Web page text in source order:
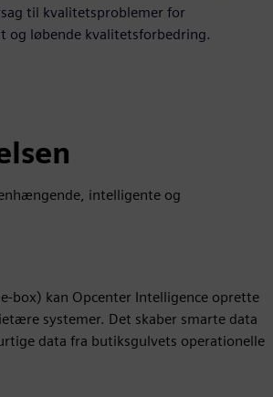
til kvalitetsproblemer for
og løbende kvalitetsforbedring.
intelligente og
box) kan Opcenter Intelligence oprette
systemer. Det skaber smarte data
data fra butiksgulvets operationelle